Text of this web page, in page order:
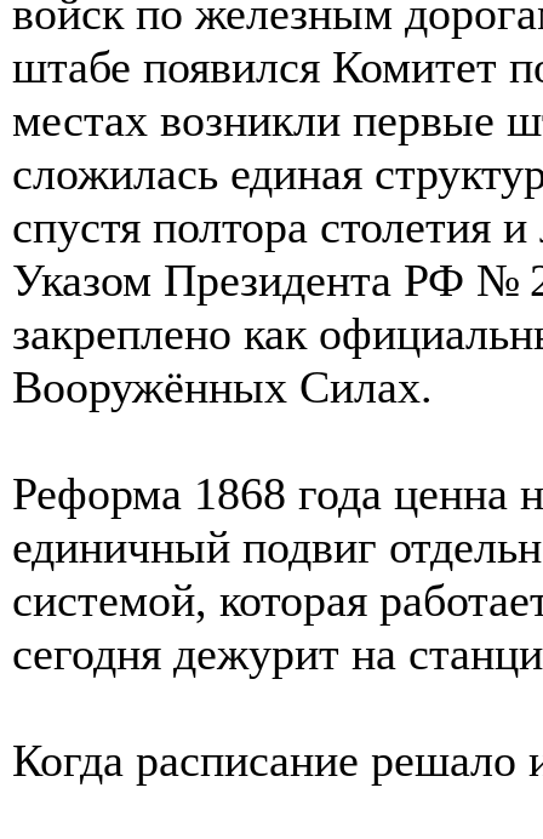
войск по железным
штабе появился Комитет
местах возникли первые
сложилась единая
спустя полтора столетия
Указом Президента РФ №
закреплено как
Вооружённых Силах.
Реформа 1868 года ценна
единичный подвиг
системой, которая
сегодня дежурит на
Когда расписание решало